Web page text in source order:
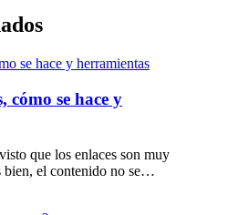
cómo se hace y
que los enlaces son muy
bien, el contenido no se…